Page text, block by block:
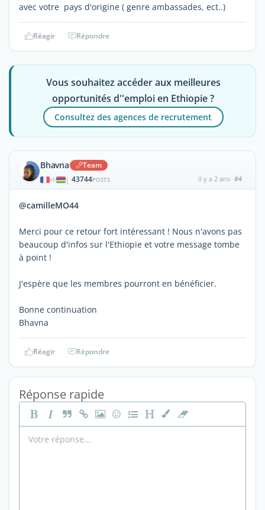
avec votre pays d'origine ( genre ambassades, ect..)
Réagir Répondre
Vous souhaitez accéder aux meilleures
opportunités d''emploi en Ethiopie ?
Consultez des agences de recrutement
Bhavna Team
| 43744POSTS il y a 2 ans #4
@camilleMO44
Merci pour ce retour fort intéressant ! Nous n'avons pas
beaucoup d'infos sur l'Ethiopie et votre message tombe
à point !
J'espère que les membres pourront en bénéficier.
Bonne continuation
Bhavna
Réagir Répondre
Réponse rapide